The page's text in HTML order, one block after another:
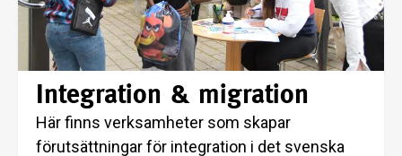
Integration & migration
Här finns verksamheter som skapar
förutsättningar för integration i det svenska